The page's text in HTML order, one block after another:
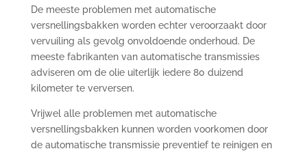
De meeste problemen met automatische
versnellingsbakken worden echter veroorzaakt door
vervuiling als gevolg onvoldoende onderhoud. De
meeste fabrikanten van automatische transmissies
adviseren om de olie uiterlijk iedere 80 duizend
kilometer te verversen.
Vrijwel alle problemen met automatische
versnellingsbakken kunnen worden voorkomen door
de automatische transmissie preventief te reinigen en